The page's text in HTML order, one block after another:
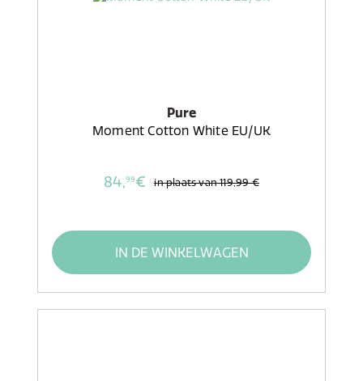
Pure
Moment Cotton White EU/UK
84,99€ in plaats van119,99 €
IN DE WINKELWAGEN